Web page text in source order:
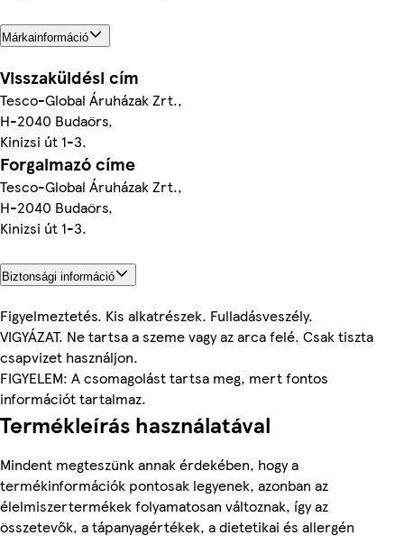
Márkainformáció
Visszaküldési cím
Tesco-Global Áruházak Zrt.,
H-2040 Budaörs,
Kinizsi út 1-3.
Forgalmazó címe
Tesco-Global Áruházak Zrt.,
H-2040 Budaörs,
Kinizsi út 1-3.
Biztonsági információ
Figyelmeztetés. Kis alkatrészek. Fulladásveszély.
VIGYÁZAT. Ne tartsa a szeme vagy az arca felé. Csak tiszta
csapvizet használjon.
FIGYELEM: A csomagolást tartsa meg, mert fontos
információt tartalmaz.
Termékleírás használatával
Mindent megteszünk annak érdekében, hogy a
termékinformációk pontosak legyenek, azonban az
élelmiszertermékek folyamatosan változnak, így az
összetevők, a tápanyagértékek, a dietetikai és allergén